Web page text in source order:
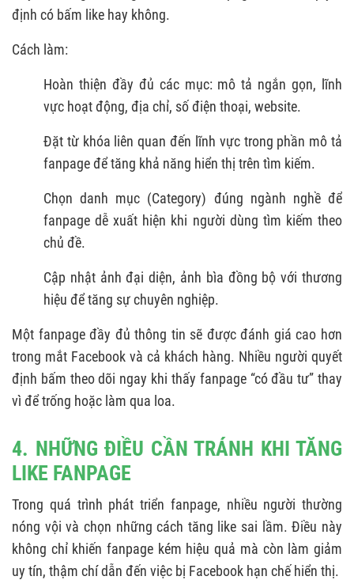
định có bấm like hay không.
Cách làm:
Hoàn thiện đầy đủ các mục: mô tả ngắn gọn, lĩnh
vực hoạt động, địa chỉ, số điện thoại, website.
Đặt từ khóa liên quan đến lĩnh vực trong phần mô tả
fanpage để tăng khả năng hiển thị trên tìm kiếm.
Chọn danh mục (Category) đúng ngành nghề để
fanpage dễ xuất hiện khi người dùng tìm kiếm theo
chủ đề.
Cập nhật ảnh đại diện, ảnh bìa đồng bộ với thương
hiệu để tăng sự chuyên nghiệp.
Một fanpage đầy đủ thông tin sẽ được đánh giá cao hơn
trong mắt Facebook và cả khách hàng. Nhiều người quyết
định bấm theo dõi ngay khi thấy fanpage “có đầu tư” thay
vì để trống hoặc làm qua loa.
4. NHỮNG ĐIỀU CẦN TRÁNH KHI TĂNG
LIKE FANPAGE
Trong quá trình phát triển fanpage, nhiều người thường
nóng vội và chọn những cách tăng like sai lầm. Điều này
không chỉ khiến fanpage kém hiệu quả mà còn làm giảm
uy tín, thậm chí dẫn đến việc bị Facebook hạn chế hiển thị.